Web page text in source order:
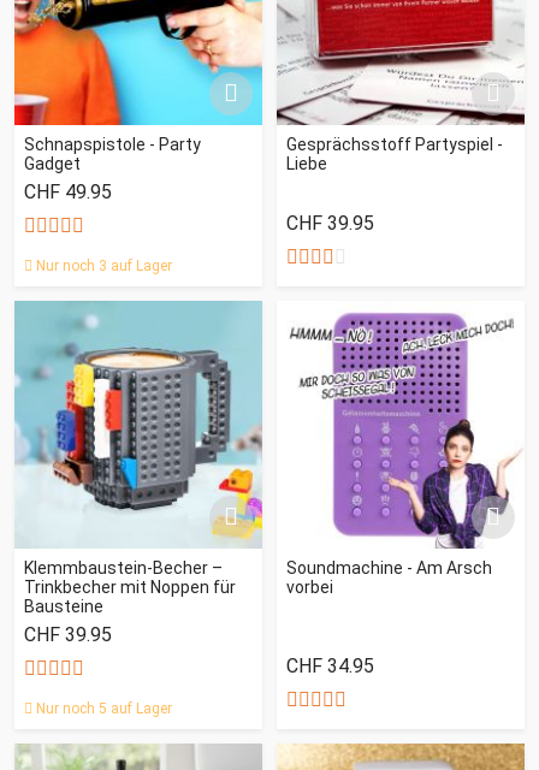
Schnapspistole - Party
Gadget
CHF 49.95
Nur noch 3 auf Lager
Gesprächsstoff Partyspiel -
Liebe
CHF 39.95
Klemmbaustein-Becher –
Trinkbecher mit Noppen für
Bausteine
CHF 39.95
Nur noch 5 auf Lager
Soundmachine - Am Arsch
vorbei
CHF 34.95